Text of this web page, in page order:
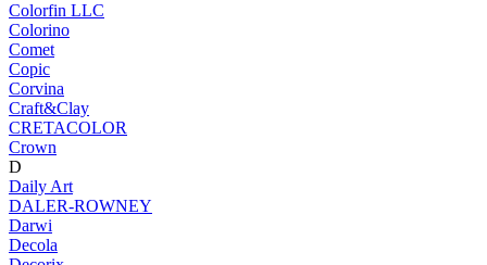
Colorfin LLC
Colorino
Comet
Copic
Corvina
Craft&Clay
CRETACOLOR
Crown
D
Daily Art
DALER-ROWNEY
Darwi
Decola